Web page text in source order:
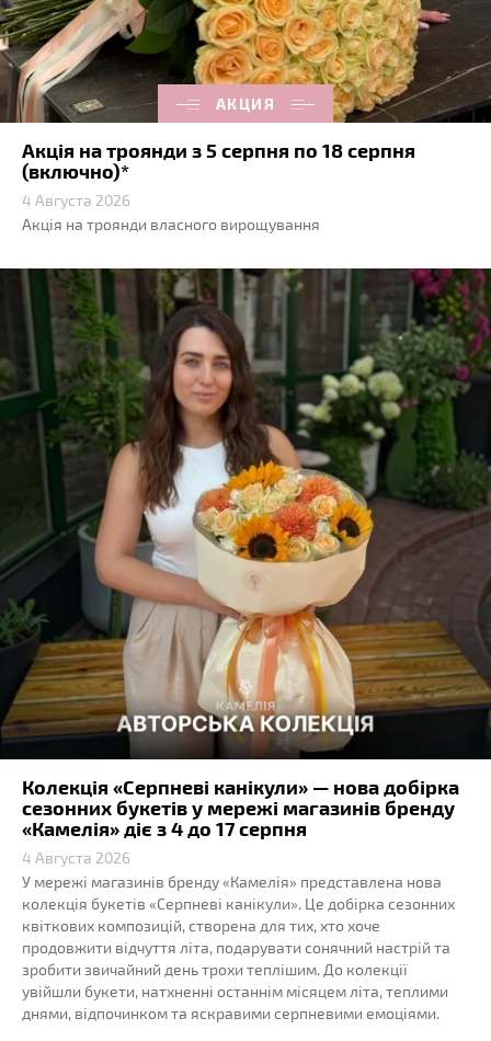
АКЦИЯ
Акція на троянди з 5 серпня по 18 серпня
(включно)*
4 Августа 2026
Акція на троянди власного вирощування
Колекція «Серпневі канікули» — нова добірка
сезонних букетів у мережі магазинів бренду
«Камелія» діє з 4 до 17 серпня
4 Августа 2026
У мережі магазинів бренду «Камелія» представлена нова
колекція букетів «Серпневі канікули». Це добірка сезонних
квіткових композицій, створена для тих, хто хоче
продовжити відчуття літа, подарувати сонячний настрій та
зробити звичайний день трохи теплішим. До колекції
увійшли букети, натхненні останнім місяцем літа, теплими
днями, відпочинком та яскравими серпневими емоціями.